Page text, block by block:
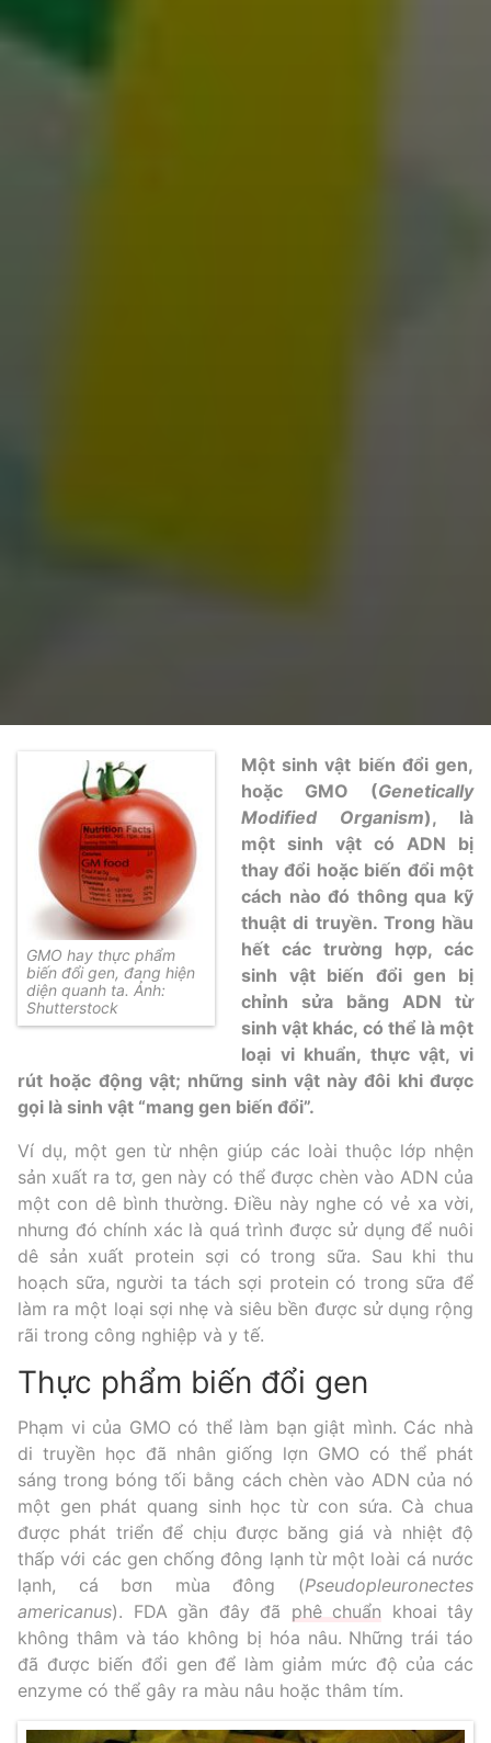
GMO hay thực phẩm
biến đổi gen, đang hiện
diện quanh ta. Ảnh:
Shutterstock
Một sinh vật biến đổi gen,
hoặc GMO (Genetically
Modified Organism), là
một sinh vật có ADN bị
thay đổi hoặc biến đổi một
cách nào đó thông qua kỹ
thuật di truyền. Trong hầu
hết các trường hợp, các
sinh vật biến đổi gen bị
chỉnh sửa bằng ADN từ
sinh vật khác, có thể là một
loại vi khuẩn, thực vật, vi
rút hoặc động vật; những sinh vật này đôi khi được
gọi là sinh vật “mang gen biến đổi”.
Ví dụ, một gen từ nhện giúp các loài thuộc lớp nhện
sản xuất ra tơ, gen này có thể được chèn vào ADN của
một con dê bình thường. Điều này nghe có vẻ xa vời,
nhưng đó chính xác là quá trình được sử dụng để nuôi
dê sản xuất protein sợi có trong sữa. Sau khi thu
hoạch sữa, người ta tách sợi protein có trong sữa để
làm ra một loại sợi nhẹ và siêu bền được sử dụng rộng
rãi trong công nghiệp và y tế.
Thực phẩm biến đổi gen
Phạm vi của GMO có thể làm bạn giật mình. Các nhà
di truyền học đã nhân giống lợn GMO có thể phát
sáng trong bóng tối bằng cách chèn vào ADN của nó
một gen phát quang sinh học từ con sứa. Cà chua
được phát triển để chịu được băng giá và nhiệt độ
thấp với các gen chống đông lạnh từ một loài cá nước
lạnh, cá bơn mùa đông (Pseudopleuronectes
americanus). FDA gần đây đã phê chuẩn khoai tây
không thâm và táo không bị hóa nâu. Những trái táo
đã được biến đổi gen để làm giảm mức độ của các
enzyme có thể gây ra màu nâu hoặc thâm tím.